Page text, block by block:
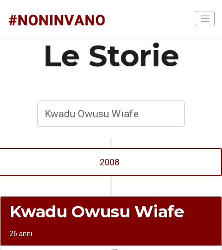
Le Storie
2008
Kwadu Owusu Wiafe
26 anni